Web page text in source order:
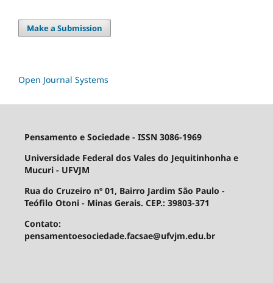
Make a Submission
Open Journal Systems
Pensamento e Sociedade - ISSN 3086-1969
Universidade Federal dos Vales do Jequitinhonha e
Mucuri - UFVJM
Rua do Cruzeiro nº 01, Bairro Jardim São Paulo -
Teófilo Otoni - Minas Gerais. CEP.: 39803-371
Contato:
pensamentoesociedade.facsae@ufvjm.edu.br